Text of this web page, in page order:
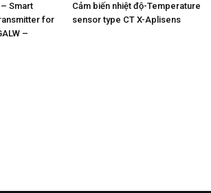
Smart
for
–
Cảm biến nhiệt độ-Temperature
sensor type CT X-Aplisens